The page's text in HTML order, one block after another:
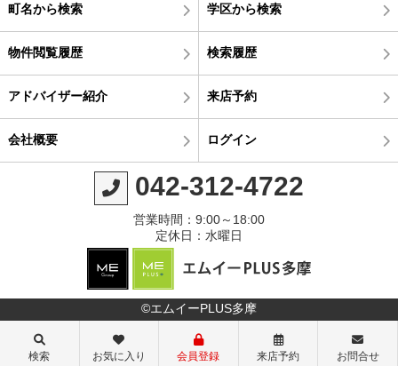
町名から検索 学区から検索
物件閲覧履歴 検索履歴
アドバイザー紹介 来店予約
会社概要 ログイン
042-312-4722
営業時間：9:00～18:00
定休日：水曜日
©エムイーPLUS多摩
検索 お気に入り 会員登録 来店予約 お問合せ